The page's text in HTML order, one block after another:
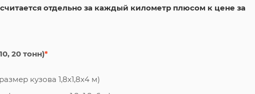
отдельно за каждый километр плюсом к цене за
20 тонн)*
кузова 1,8х1,8х4 м)